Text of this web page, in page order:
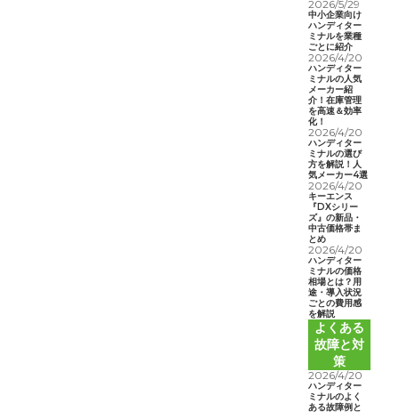
2026/5/29
中小企業向け
ハンディター
ミナルを業種
ごとに紹介
2026/4/20
ハンディター
ミナルの人気
メーカー紹
介！在庫管理
を高速＆効率
化！
2026/4/20
ハンディター
ミナルの選び
方を解説！人
気メーカー4選
2026/4/20
キーエンス
『DXシリー
ズ』の新品・
中古価格帯ま
とめ
2026/4/20
ハンディター
ミナルの価格
相場とは？用
途・導入状況
ごとの費用感
を解説
よくある
故障と対
策
2026/4/20
ハンディター
ミナルのよく
ある故障例と